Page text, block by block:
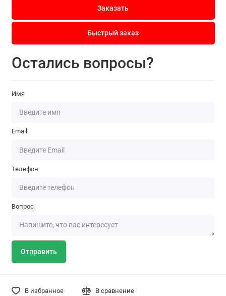
Заказать
Быстрый заказ
Остались вопросы?
Имя
Email
Телефон
Вопрос
Отправить
В избранное В сравнение